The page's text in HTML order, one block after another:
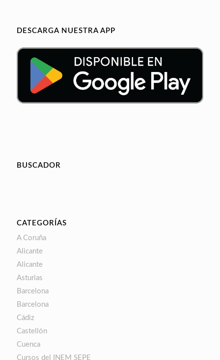
DESCARGA NUESTRA APP
BUSCADOR
CATEGORÍAS
A Coruña
Alicante
Alicante
Asturias
Barcelona
Barcelona
Cádiz
Castellón
Cuenca
Cursos del INEM SEPE